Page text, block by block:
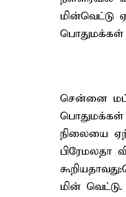
மின்வெட்டு
பொதுமக்கள்
சென்னை
பொதுமக்கள்
நிலையை
பிரேமலதா
மின்